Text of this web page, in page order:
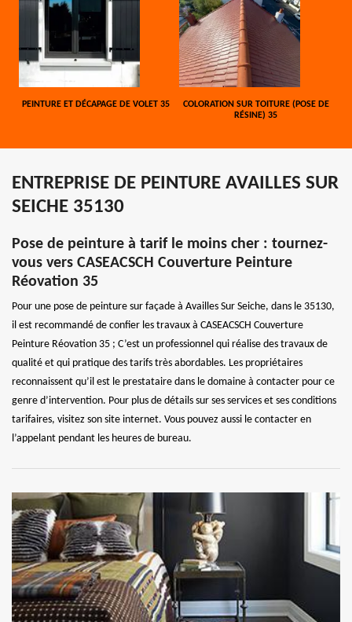
PEINTURE ET DÉCAPAGE DE VOLET 35
COLORATION SUR TOITURE (POSE DE
RÉSINE) 35
ENTREPRISE DE PEINTURE AVAILLES SUR
SEICHE 35130
Pose de peinture à tarif le moins cher : tournez-
vous vers CASEACSCH Couverture Peinture
Réovation 35
Pour une pose de peinture sur façade à Availles Sur Seiche, dans le 35130,
il est recommandé de confier les travaux à CASEACSCH Couverture
Peinture Réovation 35 ; C’est un professionnel qui réalise des travaux de
qualité et qui pratique des tarifs très abordables. Les propriétaires
reconnaissent qu’il est le prestataire dans le domaine à contacter pour ce
genre d’intervention. Pour plus de détails sur ses services et ses conditions
tarifaires, visitez son site internet. Vous pouvez aussi le contacter en
l’appelant pendant les heures de bureau.